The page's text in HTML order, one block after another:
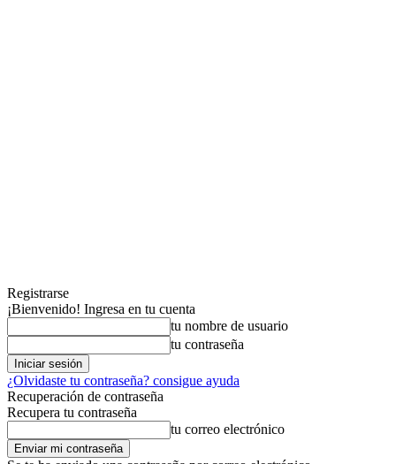
Registrarse
¡Bienvenido! Ingresa en tu cuenta
tu nombre de usuario
tu contraseña
¿Olvidaste tu contraseña? consigue ayuda
Recuperación de contraseña
Recupera tu contraseña
tu correo electrónico